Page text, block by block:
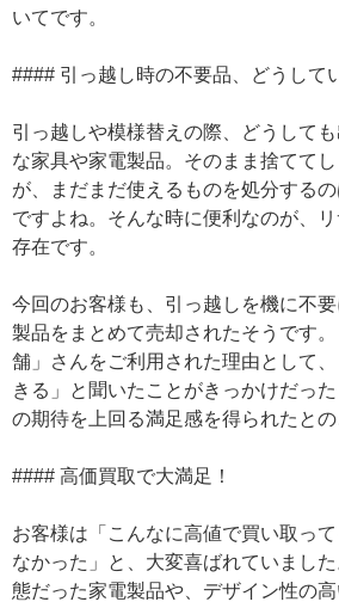
いてです。
#### 引っ越し時の不要品、どうして
引っ越しや模様替えの際、どうして
な家具や家電製品。そのまま捨てて
が、まだまだ使えるものを処分する
ですよね。そんな時に便利なのが、
存在です。
今回のお客様も、引っ越しを機に不
製品をまとめて売却されたそうです
舗」さんをご利用された理由として
きる」と聞いたことがきっかけだっ
の期待を上回る満足感を得られたとの
#### 高価買取で大満足！
お客様は「こんなに高値で買い取っ
なかった」と、大変喜ばれていまし
態だった家電製品や、デザイン性の